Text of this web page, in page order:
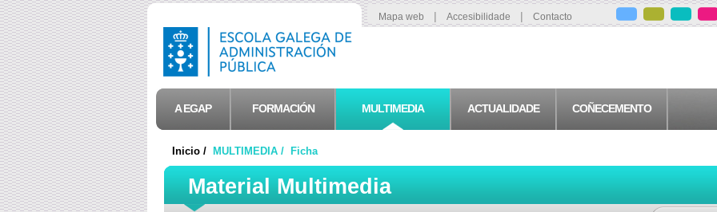
Mapa web | Accesibilidade | Contacto
A EGAP FORMACIÓN MULTIMEDIA ACTUALIDADE COÑECEMENTO
Inicio / MULTIMEDIA / Ficha
Material Multimedia